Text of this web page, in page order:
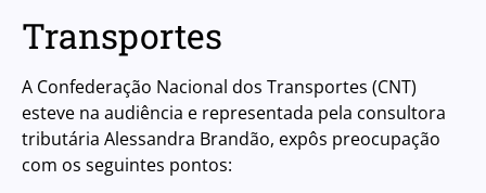
Transportes
A Confederação Nacional dos Transportes (CNT)
esteve na audiência e representada pela consultora
tributária Alessandra Brandão, expôs preocupação
com os seguintes pontos: